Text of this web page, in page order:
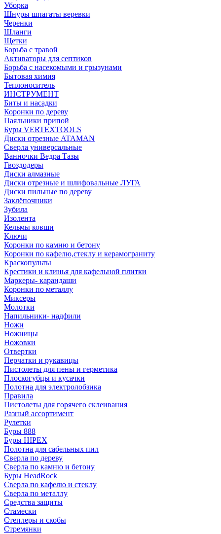
Уборка
Шнуры шпагаты веревки
Черенки
Шланги
Щетки
Борьба с травой
Активаторы для септиков
Борьба с насекомыми и грызунами
Бытовая химия
Теплоноситель
ИНСТРУМЕНТ
Биты и насадки
Коронки по дереву
Паяльники припой
Буры VERTEXTOOLS
Диски отрезные ATAMAN
Сверла универсальные
Ванночки Ведра Тазы
Гвоздодеры
Диски алмазные
Диски отрезные и шлифовальные ЛУГА
Диски пильные по дереву
Заклёпочники
Зубила
Изолента
Кельмы ковши
Ключи
Коронки по камню и бетону
Коронки по кафелю,стеклу и керамограниту
Краскопульты
Крестики и клинья для кафельной плитки
Маркеры- карандаши
Коронки по металлу
Миксеры
Молотки
Напильники- надфили
Ножи
Ножницы
Ножовки
Отвертки
Перчатки и рукавицы
Пистолеты для пены и герметика
Плоскогубцы и кусачки
Полотна для электролобзика
Правила
Пистолеты для горячего склеивания
Разный ассортимент
Рулетки
Буры 888
Буры HIPEX
Полотна для сабельных пил
Сверла по дереву
Сверла по камню и бетону
Буры HeadRock
Сверла по кафелю и стеклу
Сверла по металлу
Средства защиты
Стамески
Степлеры и скобы
Стремянки